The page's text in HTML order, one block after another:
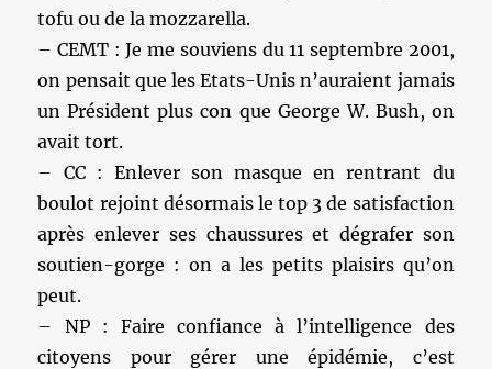
tofu ou de la mozzarella.
– CEMT : Je me souviens du 11 septembre 2001,
on pensait que les Etats-Unis n’auraient jamais
un Président plus con que George W. Bush, on
avait tort.
– CC : Enlever son masque en rentrant du
boulot rejoint désormais le top 3 de satisfaction
après enlever ses chaussures et dégrafer son
soutien-gorge : on a les petits plaisirs qu’on
peut.
– NP : Faire confiance à l’intelligence des
citoyens pour gérer une épidémie, c’est